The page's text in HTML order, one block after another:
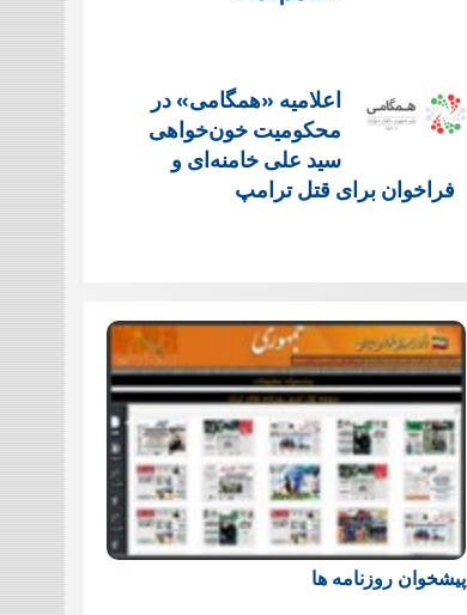
اعلامیه «همگامی» در
محکومیت خون‌خواهی
سید علی خامنه‌ای و
فراخوان برای قتل ترامپ
پیشخوان روزنامه ها